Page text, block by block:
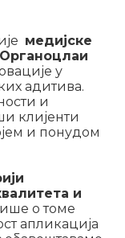
медијске
у
адитива.
и
клијенти
и понудом
и
о томе
апликација